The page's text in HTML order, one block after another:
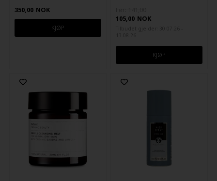
350,00 NOK
105,00 NOK